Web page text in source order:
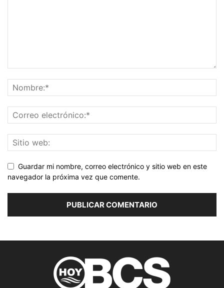
Guardar mi nombre, correo electrónico y sitio web en este
navegador la próxima vez que comente.